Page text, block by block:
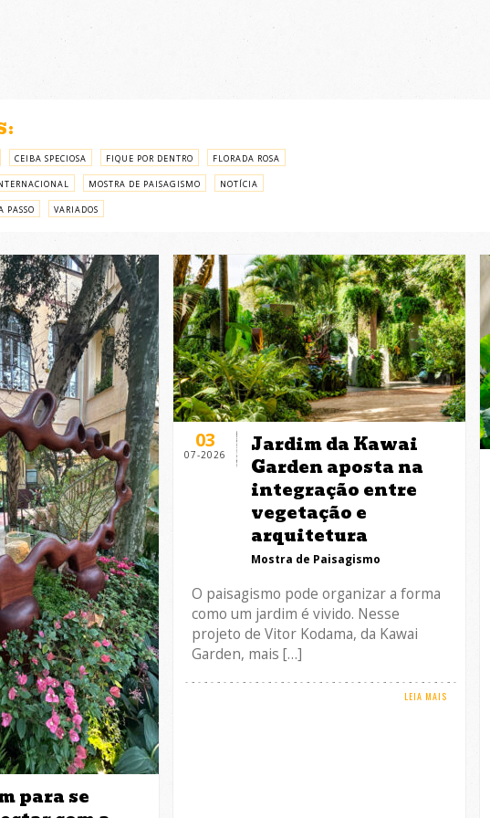
CEIBA SPECIOSA FIQUE POR DENTRO FLORADA ROSA
MOSTRA DE PAISAGISMO NOTÍCIA
PASSO VARIADOS
para se
03
07-2026
Jardim da Kawai
Garden aposta na
integração entre
vegetação e
arquitetura
Mostra de Paisagismo
O paisagismo pode organizar a forma
como um jardim é vivido. Nesse
projeto de Vitor Kodama, da Kawai
Garden, mais […]
LEIA MAIS